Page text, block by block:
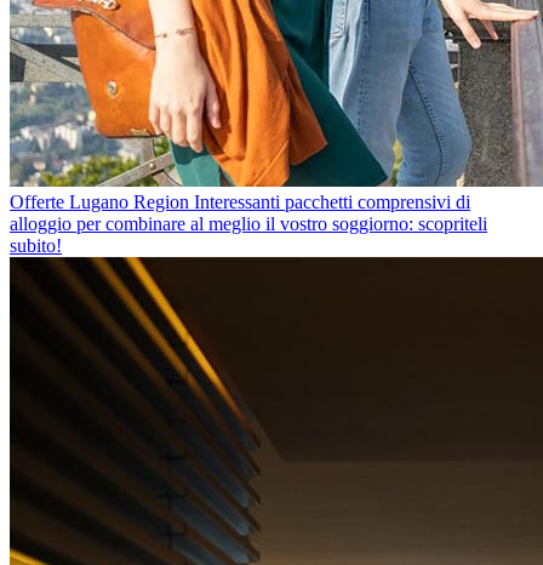
Offerte Lugano Region Interessanti pacchetti comprensivi di
alloggio per combinare al meglio il vostro soggiorno: scopriteli
subito!